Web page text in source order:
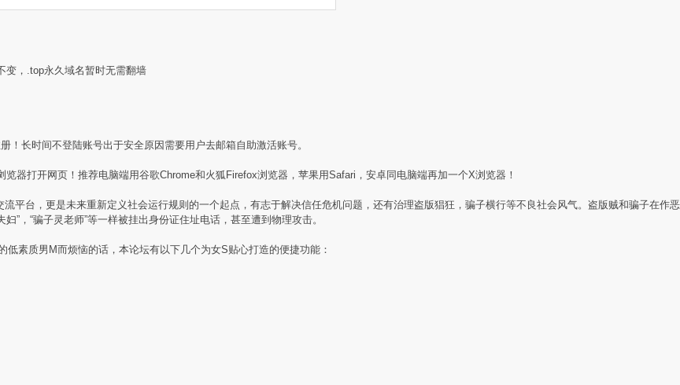
变，.top永久域名暂时无需翻墙
长时间不登陆账号出于安全原因需要用户去邮箱自助激活账号。
器打开网页！推荐电脑端用谷歌Chrome和火狐Firefox浏览器，苹果用Safari，安卓同电脑端再加一个X浏览器！
平台，更是未来重新定义社会运行规则的一个起点，有志于解决信任危机问题，还有治理盗版猖狂，骗子横行等不良社会风气。盗版贼和骗子在作恶
”，“骗子灵老师”等一样被挂出身份证住址电话，甚至遭到物理攻击。
素质男M而烦恼的话，本论坛有以下几个为女S贴心打造的便捷功能：